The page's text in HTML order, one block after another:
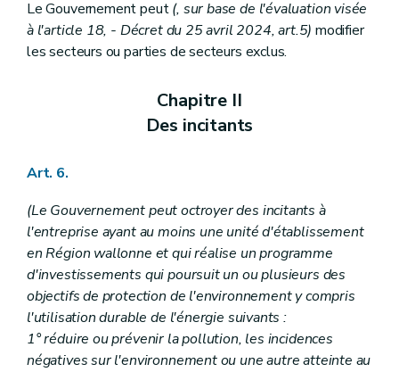
Le Gouvernement peut(, sur base de l'évaluation visée
à l'article 18, - Décret du 25 avril 2024, art.5) modifier
les secteurs ou parties de secteurs exclus.
Chapitre II
Des incitants
Art. 6.
(Le Gouvernement peut octroyer des incitants à
l'entreprise ayant au moins une unité d'établissement
en Région wallonne et qui réalise un programme
d'investissements qui poursuit un ou plusieurs des
objectifs de protection de l'environnement y compris
l'utilisation durable de l'énergie suivants :
1° réduire ou prévenir la pollution, les incidences
négatives sur l'environnement ou une autre atteinte au